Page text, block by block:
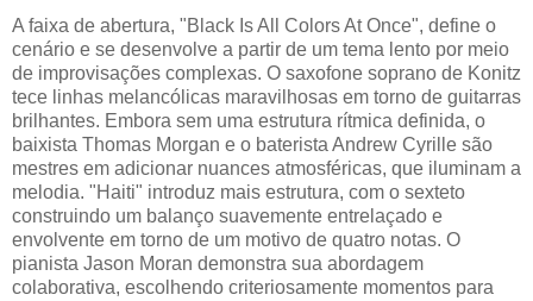
A faixa de abertura, "Black Is All Colors At Once", define o
cenário e se desenvolve a partir de um tema lento por meio
de improvisações complexas. O saxofone soprano de Konitz
tece linhas melancólicas maravilhosas em torno de guitarras
brilhantes. Embora sem uma estrutura rítmica definida, o
baixista Thomas Morgan e o baterista Andrew Cyrille são
mestres em adicionar nuances atmosféricas, que iluminam a
melodia. "Haiti" introduz mais estrutura, com o sexteto
construindo um balanço suavemente entrelaçado e
envolvente em torno de um motivo de quatro notas. O
pianista Jason Moran demonstra sua abordagem
colaborativa, escolhendo criteriosamente momentos para